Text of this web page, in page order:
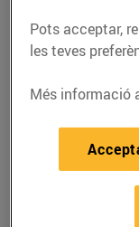
RECEPTES
Pots acceptar,
les teves
Més informació